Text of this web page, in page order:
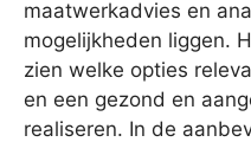
maatwerkadvies en
mogelijkheden liggen.
zien welke opties
en een gezond en
realiseren. In de